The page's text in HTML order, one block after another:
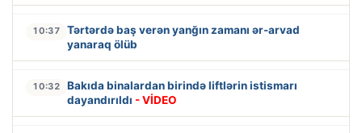
10:37
Tərtərdə baş verən yanğın zamanı ər-arvad
yanaraq ölüb
10:32
Bakıda binalardan birində liftlərin istismarı
dayandırıldı - VİDEO